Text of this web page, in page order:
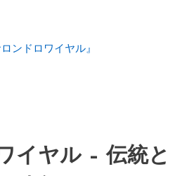
ンドロワイヤル』
イヤル – 伝統と